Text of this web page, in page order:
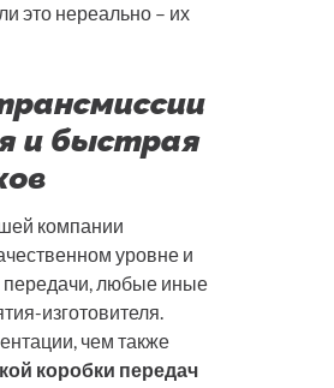
это нереально – их
и быстрая
компании
уровне и
передачи, любые иные
изготовителя.
чем также
коробки передач